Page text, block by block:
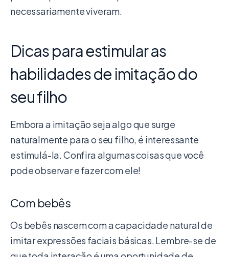
necessariamente viveram.
Dicas para estimular as
habilidades de imitação do
seu filho
Embora a imitação seja algo que surge
naturalmente para o seu filho, é interessante
estimulá-la. Confira algumas coisas que você
pode observar e fazer com ele!
Com bebês
Os bebês nascem com a capacidade natural de
imitar expressões faciais básicas. Lembre-se de